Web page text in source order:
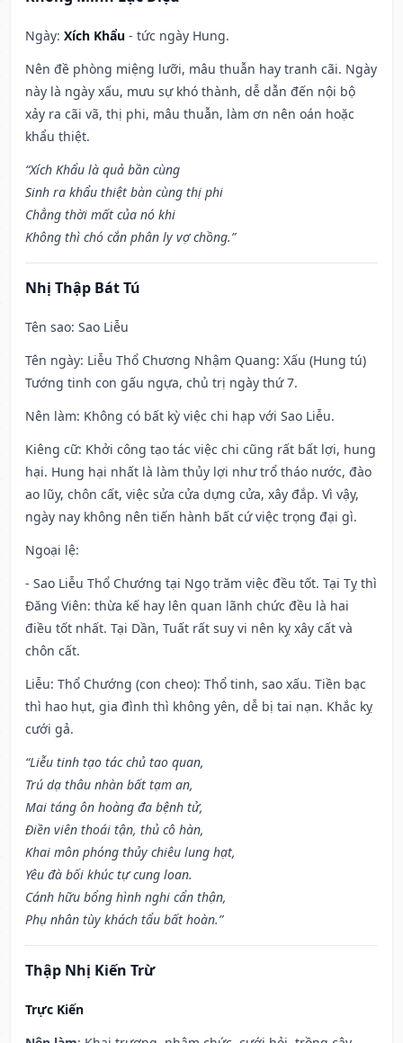
Ngày: Xích Khẩu - tức ngày Hung.
Nên đề phòng miệng lưỡi, mâu thuẫn hay tranh cãi. Ngày
này là ngày xấu, mưu sự khó thành, dễ dẫn đến nội bộ
xảy ra cãi vã, thị phi, mâu thuẫn, làm ơn nên oán hoặc
khẩu thiệt.
“Xích Khẩu là quả bần cùng
Sinh ra khẩu thiệt bàn cùng thị phi
Chẳng thời mất của nó khi
Không thì chó cắn phân ly vợ chồng.”
Nhị Thập Bát Tú
Tên sao: Sao Liễu
Tên ngày: Liễu Thổ Chương Nhậm Quang: Xấu (Hung tú)
Tướng tinh con gấu ngựa, chủ trị ngày thứ 7.
Nên làm: Không có bất kỳ việc chi hạp với Sao Liễu.
Kiêng cữ: Khởi công tạo tác việc chi cũng rất bất lợi, hung
hại. Hung hại nhất là làm thủy lợi như trổ tháo nước, đào
ao lũy, chôn cất, việc sửa cửa dựng cửa, xây đắp. Vì vậy,
ngày nay không nên tiến hành bất cứ việc trọng đại gì.
Ngoại lệ:
- Sao Liễu Thổ Chướng tại Ngọ trăm việc đều tốt. Tại Tỵ thì
Đăng Viên: thừa kế hay lên quan lãnh chức đều là hai
điều tốt nhất. Tại Dần, Tuất rất suy vi nên kỵ xây cất và
chôn cất.
Liễu: Thổ Chướng (con cheo): Thổ tinh, sao xấu. Tiền bạc
thì hao hụt, gia đình thì không yên, dễ bị tai nạn. Khắc kỵ
cưới gả.
“Liễu tinh tạo tác chủ tao quan,
Trú dạ thâu nhàn bất tạm an,
Mai táng ôn hoàng đa bệnh tử,
Điền viên thoái tận, thủ cô hàn,
Khai môn phóng thủy chiêu lung hạt,
Yêu đà bối khúc tự cung loan.
Cánh hữu bổng hình nghi cẩn thận,
Phụ nhân tùy khách tẩu bất hoàn.”
Thập Nhị Kiến Trừ
Trực Kiến